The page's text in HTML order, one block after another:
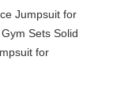
Jumpsuit for
Sets Solid
for